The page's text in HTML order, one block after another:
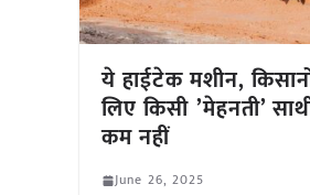
ये हाईटेक मशीन,
लिए किसी ’मेहनती’
कम नहीं
June 26, 2025